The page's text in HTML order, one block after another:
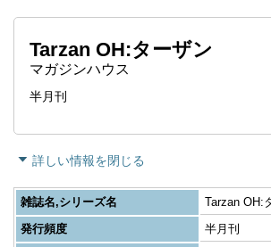
Tarzan OH:ターザン
マガジンハウス
半月刊
詳しい情報を閉じる
雑誌名,シリーズ名
Tarzan OH:
発行頻度
半月刊